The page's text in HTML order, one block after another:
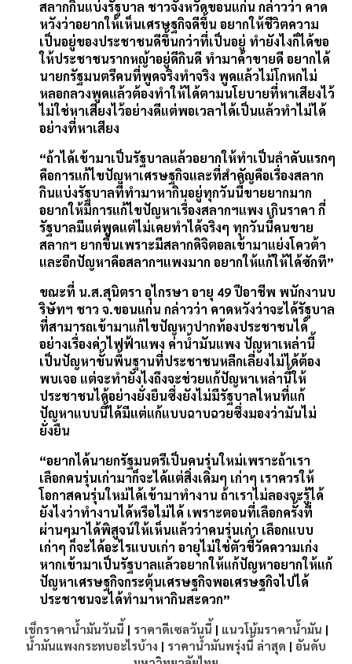
สลากกินแบ่งรัฐบาล ชาวจังหวัดขอนแก่น กล่าวว่า คาด
หวังว่าอยากให้เห็นเศรษฐกิจดีขึ้น อยากให้ชีวิตความ
เป็นอยู่ของประชาชนดีขึ้นกว่าที่เป็นอยู่ ทำยังไงก็ได้ขอ
ให้ประชาชนรากหญ้าอยู่ดีกินดี ทำมาค้าขายดี อยากได้
นายกรัฐมนตรีคนที่พูดจริงทำจริง พูดแล้วไม่โกหกไม่
หลอกลวงพูดแล้วต้องทำให้ได้ตามนโยบายที่หาเสียงไว้
ไม่ใช่หาเสียงไว้อย่างดีแต่พอเวลาได้เป็นแล้วทำไม่ได้
อย่างที่หาเสียง
“ถ้าได้เข้ามาเป็นรัฐบาลแล้วอยากให้ทำเป็นลำดับแรกๆ
คือการแก้ไขปัญหาเศรษฐกิจและที่สำคัญคือเรื่องสลาก
กินแบ่งรัฐบาลที่ทำมาหากินอยู่ทุกวันนี้ขายยากมาก
อยากให้มีการแก้ไขปัญหาเรื่องสลากฯแพง เกินราคา กี่
รัฐบาลมีแต่พูดแต่ไม่เคยทำได้จริงๆ ทุกวันนี้คนขาย
สลากฯ ยากขึ้นเพราะมีสลากดิจิตอลเข้ามาแย่งโควต้า
และอีกปัญหาคือสลากฯแพงมาก อยากให้แก้ให้ได้ซักที”
ขณะที่ น.ส.สุนิตรา อุไกรษา อายุ 49 ปีอาชีพ พนักงานบ
ริษัทฯ ชาว จ.ขอนแก่น กล่าวว่า คาดหวังว่าจะได้รัฐบาล
ที่สามารถเข้ามาแก้ไขปัญหาปากท้องประชาชนได้
อย่างเรื่องค่าไฟฟ้าแพง ค่าน้ำมันแพง ปัญหาเหล่านี้
เป็นปัญหาขั้นพื้นฐานที่ประชาชนหลีกเลี่ยงไม่ได้ต้อง
พบเจอ แต่จะทำยังไงถึงจะช่วยแก้ปัญหาเหล่านี้ให้
ประชาชนได้อย่างยั่งยืนซึ่งยังไม่มีรัฐบาลไหนที่แก้
ปัญหาแบบนี้ได้มีแต่แก้แบบฉาบฉวยซึ่งมองว่ามันไม่
ยั่งยืน
“อยากได้นายกรัฐมนตรีเป็นคนรุ่นใหม่เพราะถ้าเรา
เลือกคนรุ่นเก่ามาก็จะได้แต่สิ่งเดิมๆ เก่าๆ เราควรให้
โอกาสคนรุ่นใหม่ได้เข้ามาทำงาน ถ้าเราไม่ลองจะรู้ได้
ยังไงว่าทำงานได้หรือไม่ได้ เพราะตอนที่เลือกครั้งที่
ผ่านๆมาได้พิสูจน์ให้เห็นแล้วว่าคนรุ่นเก่า เลือกแบบ
เก่าๆ ก็จะได้อะไรแบบเก่า อายุไม่ใช่ตัวชี้วัดความเก่ง
หากเข้ามาเป็นรัฐบาลแล้วอยากให้แก้ปัญหาอยากให้แก้
ปัญหาเศรษฐกิจกระตุ้นเศรษฐกิจพอเศรษฐกิจไปได้
ประชาชนจะได้ทำมาหากินสะดวก”
เช็กราคาน้ำมันวันนี้ | ราคาดีเซลวันนี้ | แนวโน้มราคาน้ำมัน |
น้ำมันแพงกระทบอะไรบ้าง | ราคาน้ำมันพรุ่งนี้ ล่าสุด | อันดับ